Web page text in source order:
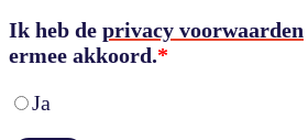
Ik heb de privacy voorwaarden
ermee akkoord.*
Ja